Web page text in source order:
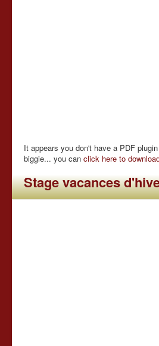
It appears you don't have a PDF
biggie... you can click here to
Stage vacances